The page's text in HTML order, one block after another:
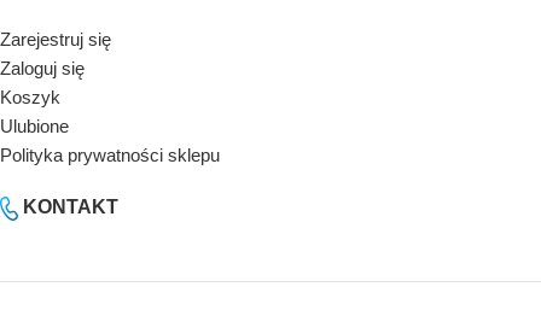
Zarejestruj się
Zaloguj się
Koszyk
Ulubione
Polityka prywatności sklepu
KONTAKT